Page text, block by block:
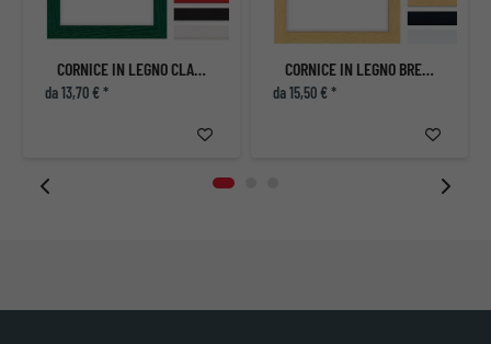
CORNICE IN LEGNO CLAPHAM SOUTH
da 13,70 € *
CORNICE IN LEGNO BRENT CROSS
da 15,50 € *